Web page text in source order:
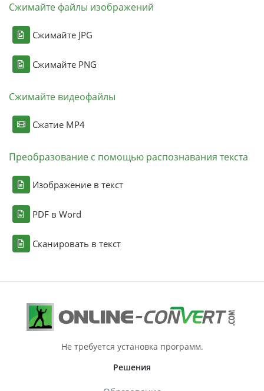
Сжимайте файлы изображений
Сжимайте JPG
Сжимайте PNG
Сжимайте видеофайлы
Сжатие MP4
Преобразование с помощью распознавания текста
Изображение в текст
PDF в Word
Сканировать в текст
Не требуется установка программ.
Решения